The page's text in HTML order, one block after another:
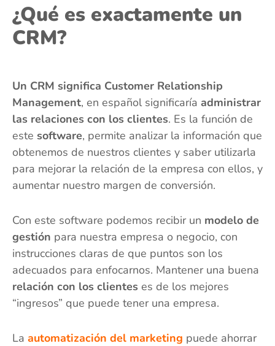
¿Qué es exactamente un
CRM?
Un CRM significa Customer Relationship
Management, en español significaría administrar
las relaciones con los clientes. Es la función de
este software, permite analizar la información que
obtenemos de nuestros clientes y saber utilizarla
para mejorar la relación de la empresa con ellos, y
aumentar nuestro margen de conversión.
Con este software podemos recibir un modelo de
gestión para nuestra empresa o negocio, con
instrucciones claras de que puntos son los
adecuados para enfocarnos. Mantener una buena
relación con los clientes es de los mejores
“ingresos” que puede tener una empresa.
La automatización del marketing puede ahorrar